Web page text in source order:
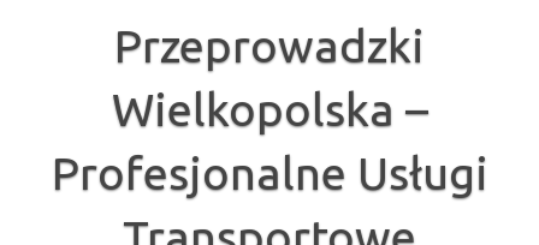
Przeprowadzki
Wielkopolska –
Profesjonalne Usługi